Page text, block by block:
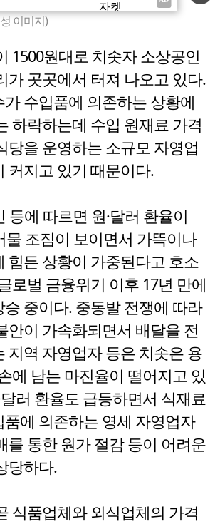
이미지)
1500원대로 치솟자 소상공인
가 곳곳에서 터져 나오고 있다.
수입품에 의존하는 상황에
하락하는데 수입 원재료 가격
당을 운영하는 소규모 자영업
커지고 있기 때문이다.
등에 따르면 원·달러 환율이
물 조짐이 보이면서 가뜩이나
힘든 상황이 가중된다고 호소
로벌 금융위기 이후 17년 만에
중이다. 중동발 전쟁에 따라
안이 가속화되면서 배달을 전
지역 자영업자 등은 치솟은 용
에 남는 마진율이 떨어지고 있
러 환율도 급등하면서 식재료
에 의존하는 영세 자영업자
를 통한 원가 절감 등이 어려운
당하다.
식품업체와 외식업체의 가격